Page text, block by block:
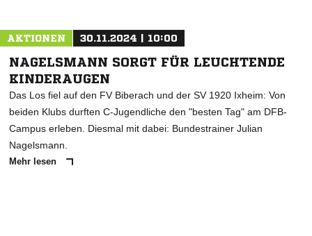
AKTIONEN 30.11.2024 | 10:00
NAGELSMANN SORGT FÜR LEUCHTENDE
KINDERAUGEN
Das Los fiel auf den FV Biberach und der SV 1920 Ixheim: Von
beiden Klubs durften C-Jugendliche den "besten Tag" am DFB-
Campus erleben. Diesmal mit dabei: Bundestrainer Julian
Nagelsmann.
Mehr lesen